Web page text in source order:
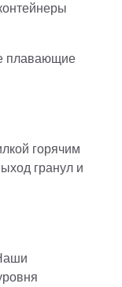
плавающие
горячим
гранул и